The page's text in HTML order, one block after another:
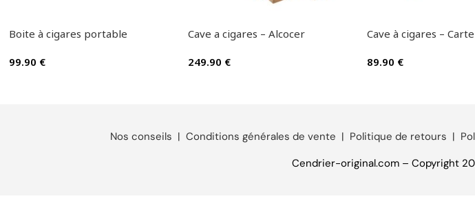
Boite à cigares portable
99.90 €
Cave a cigares – Alcocer
249.90 €
Cave à cigares –
89.90 €
Nos conseils | Conditions générales de vente | Politique de retours |
Cendrier-original.com – Copyright